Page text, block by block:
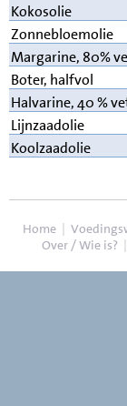
Kokosolie
Zonnebloemolie
Margarine, 80%
Boter, halfvol
Halvarine, 40 %
Lijnzaadolie
Koolzaadolie
Home |
Over / Wie is? |